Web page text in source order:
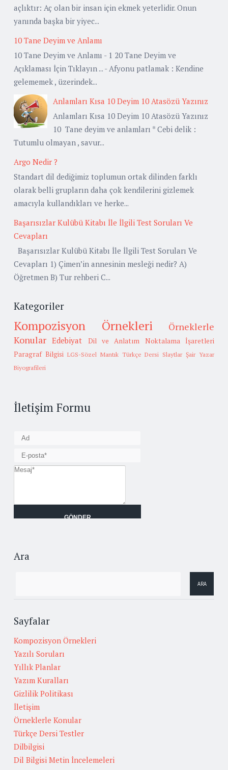
açlıktır: Aç olan bir insan için ekmek yeterlidir. Onun
yanında başka bir yiyec...
10 Tane Deyim ve Anlamı
10 Tane Deyim ve Anlamı - 1 20 Tane Deyim ve
Açıklaması İçin Tıklayın ... - Afyonu patlamak : Kendine
gelememek , üzerindek...
Anlamları Kısa 10 Deyim 10 Atasözü Yazınız
Anlamları Kısa 10 Deyim 10 Atasözü Yazınız
10 Tane deyim ve anlamları * Cebi delik :
Tutumlu olmayan , savur...
Argo Nedir ?
Standart dil dediğimiz toplumun ortak dilinden farklı
olarak belli grupların daha çok kendilerini gizlemek
amacıyla kullandıkları ve herke...
Başarısızlar Kulübü Kitabı İle İlgili Test Soruları Ve
Cevapları
Başarısızlar Kulübü Kitabı İle İlgili Test Soruları Ve
Cevapları 1) Çimen’in annesinin mesleği nedir? A)
Öğretmen B) Tur rehberi C...
Kategoriler
Kompozisyon Örnekleri
Örneklerle
Konular Edebiyat Dil ve Anlatım
Noktalama İşaretleri
Paragraf Bilgisi LGS-Sözel Mantık Türkçe Dersi Slaytlar Şair Yazar
Biyografileri
İletişim Formu
Ara
Sayfalar
Kompozisyon Örnekleri
Yazılı Soruları
Yıllık Planlar
Yazım Kuralları
Gizlilik Politikası
İletişim
Örneklerle Konular
Türkçe Dersi Testler
Dilbilgisi
Dil Bilgisi Metin İncelemeleri